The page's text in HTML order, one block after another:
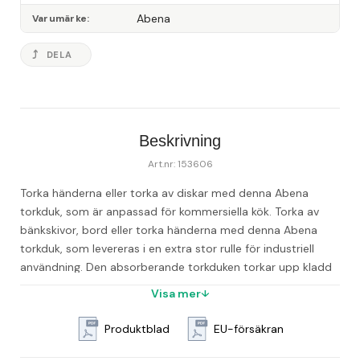
Varumärke Abena
DELA
Beskrivning
Art.nr: 153606
Torka händerna eller torka av diskar med denna Abena
torkduk, som är anpassad för kommersiella kök. Torka av
bänkskivor, bord eller torka händerna med denna Abena
torkduk, som levereras i en extra stor rulle för industriell
användning. Den absorberande torkduken torkar upp kladd
hållare. Använd denna Abena torkduk i affärer, institutioner
och livsmedelsrörelser för ett snabbt sätt att rengöra. -
Visa mer
Produktblad EU-försäkran